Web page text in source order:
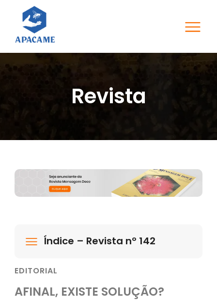
Revista
Índice – Revista nº 142
EDITORIAL
AFINAL, EXISTE SOLUÇÃO?